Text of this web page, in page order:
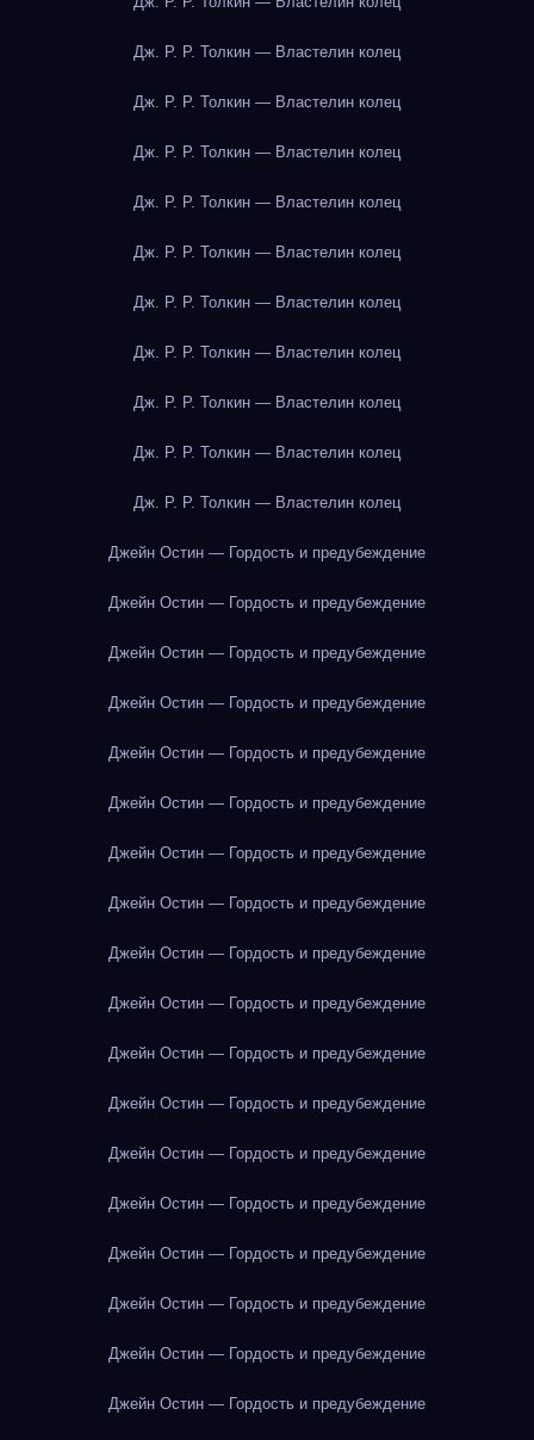
Дж. Р. Р. Толкин — Властелин колец
Дж. Р. Р. Толкин — Властелин колец
Дж. Р. Р. Толкин — Властелин колец
Дж. Р. Р. Толкин — Властелин колец
Дж. Р. Р. Толкин — Властелин колец
Дж. Р. Р. Толкин — Властелин колец
Дж. Р. Р. Толкин — Властелин колец
Дж. Р. Р. Толкин — Властелин колец
Дж. Р. Р. Толкин — Властелин колец
Дж. Р. Р. Толкин — Властелин колец
Джейн Остин — Гордость и предубеждение
Джейн Остин — Гордость и предубеждение
Джейн Остин — Гордость и предубеждение
Джейн Остин — Гордость и предубеждение
Джейн Остин — Гордость и предубеждение
Джейн Остин — Гордость и предубеждение
Джейн Остин — Гордость и предубеждение
Джейн Остин — Гордость и предубеждение
Джейн Остин — Гордость и предубеждение
Джейн Остин — Гордость и предубеждение
Джейн Остин — Гордость и предубеждение
Джейн Остин — Гордость и предубеждение
Джейн Остин — Гордость и предубеждение
Джейн Остин — Гордость и предубеждение
Джейн Остин — Гордость и предубеждение
Джейн Остин — Гордость и предубеждение
Джейн Остин — Гордость и предубеждение
Джейн Остин — Гордость и предубеждение